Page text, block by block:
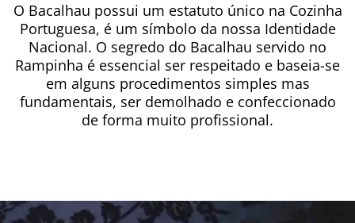
O Bacalhau possui um estatuto único na Cozinha
Portuguesa, é um símbolo da nossa Identidade
Nacional. O segredo do Bacalhau servido no
Rampinha é essencial ser respeitado e baseia-se
em alguns procedimentos simples mas
fundamentais, ser demolhado e confeccionado
de forma muito profissional.